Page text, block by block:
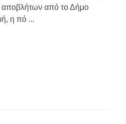
αποβλήτων από το Δήμο
η πό ...